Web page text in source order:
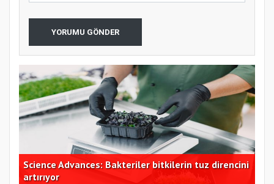
YORUMU GÖNDER
Science Advances: Bakteriler bitkilerin tuz direncini
artırıyor